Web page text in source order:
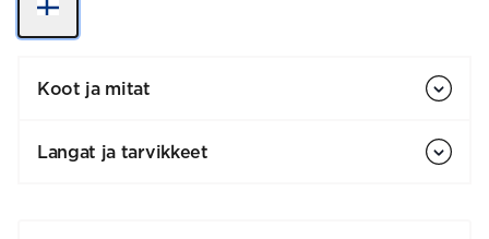
Koot ja mitat
Langat ja tarvikkeet